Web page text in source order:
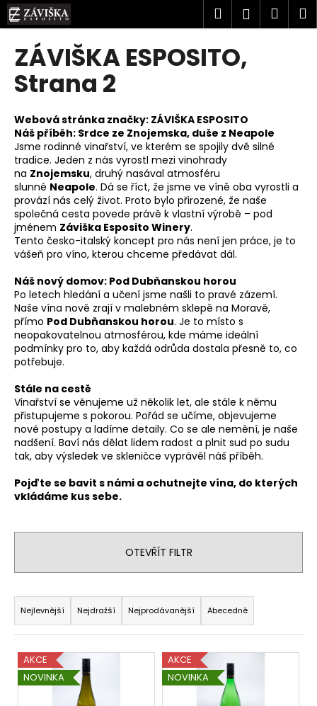
Přejít
na
obsah
Hledat
ZÁVIŠKA ESPOSITO,
Strana 2
Webová stránka značky: ZÁVIŠKA ESPOSITO
Náš příběh: Srdce ze Znojemska, duše z Neapole
Jsme rodinné vinařství, ve kterém se spojily dvě silné
tradice. Jeden z nás vyrostl mezi vinohrady
na Znojemsku, druhý nasával atmosféru
slunné Neapole. Dá se říct, že jsme ve víně oba vyrostli a
provází nás celý život. Proto bylo přirozené, že naše
společná cesta povede právě k vlastní výrobě – pod
jménem Záviška Esposito Winery.
Tento česko-italský koncept pro nás není jen práce, je to
vášeň pro víno, kterou chceme předávat dál.
Náš nový domov: Pod Dubňanskou horou
Po letech hledání a učení jsme našli to pravé zázemí.
Naše vína nově zrají v malebném sklepě na Moravě,
přímo Pod Dubňanskou horou. Je to místo s
neopakovatelnou atmosférou, kde máme ideální
podmínky pro to, aby každá odrůda dostala přesně to, co
potřebuje.
Stále na cestě
Vinařství se věnujeme už několik let, ale stále k němu
přistupujeme s pokorou. Pořád se učíme, objevujeme
nové postupy a ladíme detaily. Co se ale nemění, je naše
nadšení. Baví nás dělat lidem radost a plnit sud po sudu
tak, aby výsledek ve skleničce vyprávěl náš příběh.
Pojďte se bavit s námi a ochutnejte vína, do kterých
vkládáme kus sebe.
OTEVŘÍT FILTR
Ř
a
z
e
n
í
Nejlevnější Nejdražší Nejprodávanější Abecedně
V
ý
p
AKCE
NOVINKA
AKCE
NOVINKA
K
o
C
o
p
o
t
ř
e
b
u
j
e
t
e
n
a
j
í
t
?
HLEDAT
p
u
č
u
j
e